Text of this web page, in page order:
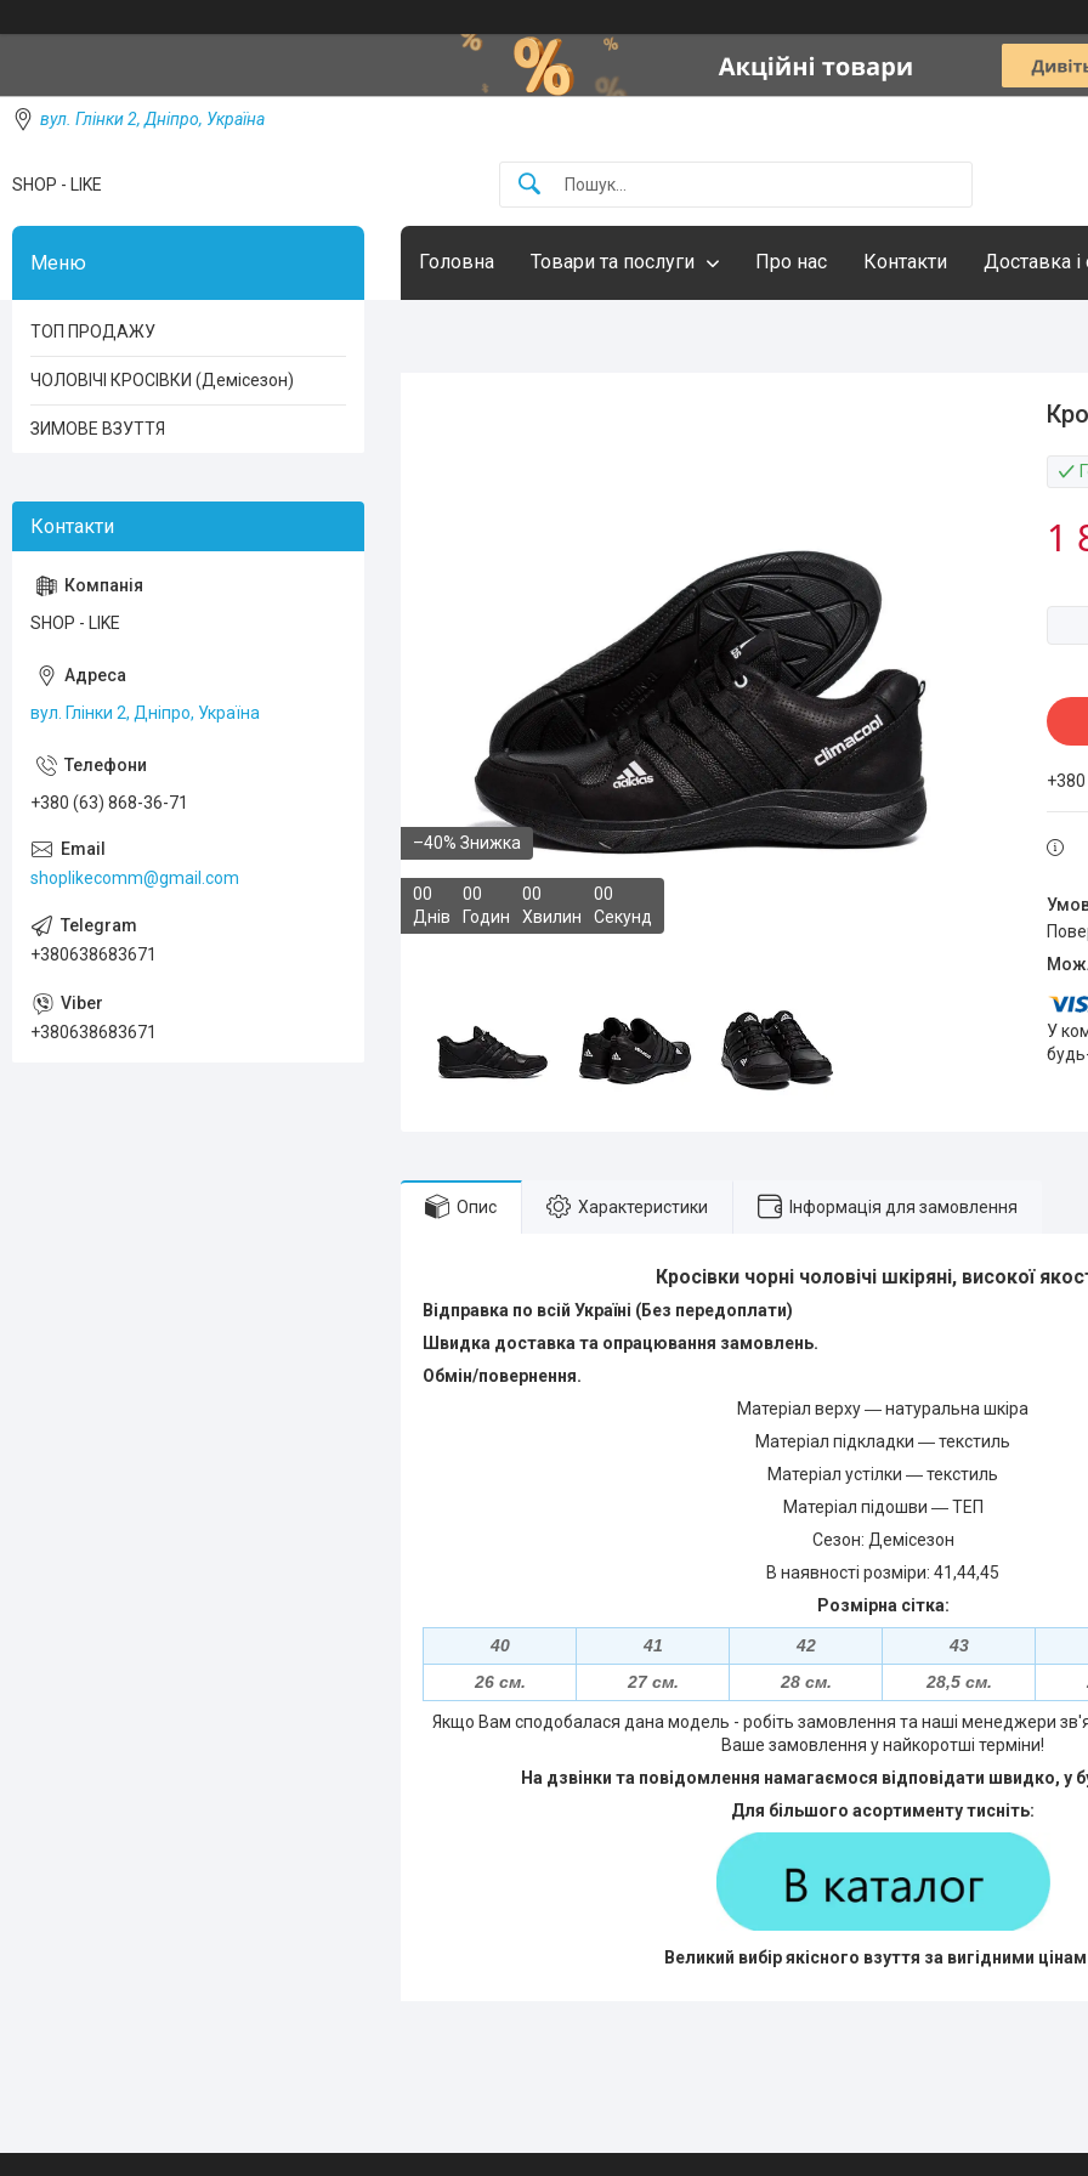
вул. Глінки 2, Дніпро, Україна
SHOP - LIKE
Головна Товари та послуги Про нас Контакти Доставка і
–40%
00
Днів
00
Годин
00
Хвилин
00
Секунд
1
У
Опис Характеристики Інформація для замовлення
Кросівки чорні чоловічі шкіряні, високої
Відправка по всій Україні (Без передоплати)
Швидка доставка та опрацювання замовлень.
Обмін/повернення.
Матеріал верху ― натуральна шкіра
Матеріал підкладки ― текстиль
Матеріал устілки ― текстиль
Матеріал підошви ― ТЕП
Сезон: Демісезон
В наявності розміри: 41,44,45
Розмірна сітка:
40 41 42
43
26 см.
27 см. 28 см. 28,5 см.
Якщо Вам сподобалася дана модель - робіть замовлення та наші менеджери
Ваше замовлення у найкоротші терміни!
На дзвінки та повідомлення намагаємося відповідати швидко, у
Для більшого асортименту тисніть:
Великий вибір якісного взуття за вигідними
ТОП ПРОДАЖУ
ЧОЛОВІЧІ КРОСІВКИ (Демісезон)
ЗИМОВЕ ВЗУТТЯ
SHOP - LIKE
вул. Глінки 2, Дніпро, Україна
+380 (63) 868-36-71
shoplikecomm@gmail.com
+380638683671
+380638683671